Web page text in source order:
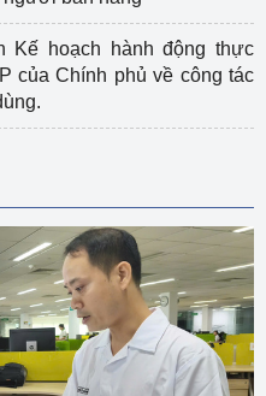
Kế hoạch hành động thực
của Chính phủ về công tác